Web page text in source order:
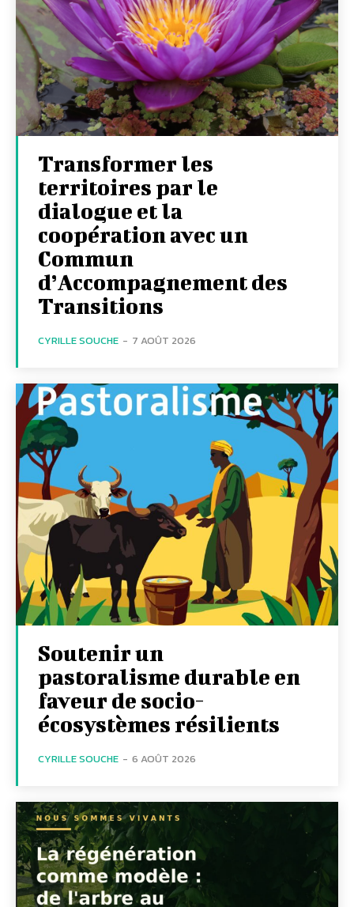
Transformer les
territoires par le
dialogue et la
coopération avec un
Commun
d’Accompagnement des
Transitions
CYRILLE SOUCHE - 7 AOÛT 2026
Soutenir un
pastoralisme durable en
faveur de socio-
écosystèmes résilients
CYRILLE SOUCHE - 6 AOÛT 2026